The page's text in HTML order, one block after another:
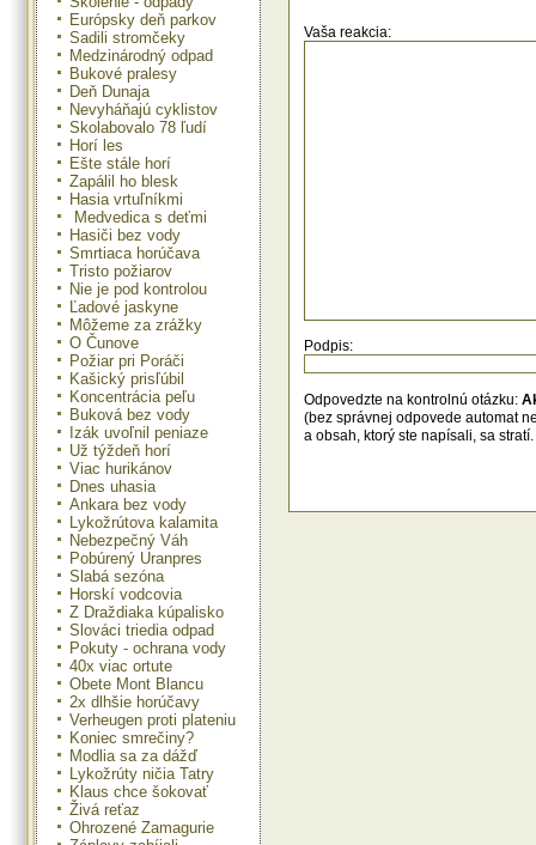
Európsky deň parkov
Sadili stromčeky
Medzinárodný odpad
Bukové pralesy
Deň Dunaja
Nevyháňajú cyklistov
Skolabovalo 78 ľudí
Horí les
Ešte stále horí
Zapálil ho blesk
Hasia vrtuľníkmi
Medvedica s deťmi
Hasiči bez vody
Smrtiaca horúčava
Tristo požiarov
Nie je pod kontrolou
Ľadové jaskyne
Môžeme za zrážky
O Čunove
Požiar pri Poráči
Kašický prisľúbil
Koncentrácia peľu
Buková bez vody
Izák uvoľnil peniaze
Už týždeň horí
Viac hurikánov
Dnes uhasia
Ankara bez vody
Lykožrútova kalamita
Nebezpečný Váh
Pobúrený Uranpres
Slabá sezóna
Horskí vodcovia
Z Draždiaka kúpalisko
Slováci triedia odpad
Pokuty - ochrana vody
40x viac ortute
Obete Mont Blancu
2x dlhšie horúčavy
Verheugen proti plateniu
Koniec smrečiny?
Modlia sa za dážď
Lykožrúty ničia Tatry
Klaus chce šokovať
Živá reťaz
Ohrozené Zamagurie
položiť základy novej
Vaša reakcia:
Podpis:
Odpovedzte na kontrolnú otázku:
(bez správnej odpovede automat
a obsah, ktorý ste napísali, sa